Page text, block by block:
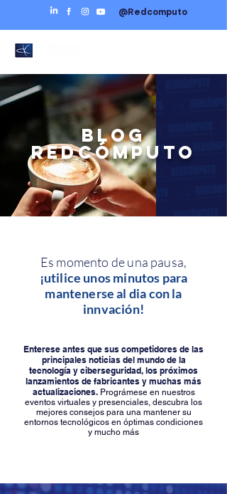
@Redcomputo
BLOG
REDCÓMPUTO
Es momento de una pausa,
¡utilice unos minutos para
mantenerse al dia con la
innvación!
Enterese antes que sus competidores de las
principales noticias del mundo de la
tecnología y ciberseguridad, los próximos
lanzamientos de fabricantes y muchas más
actualizaciones. Prográmese en nuestros
eventos virtuales y presenciales, descubra los
mejores consejos para una mantener su
entornos tecnológicos en óptimas condiciones
y mucho más